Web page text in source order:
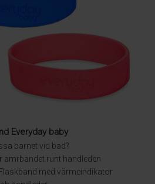
Everyday baby
barnet vid bad?
amrbandet runt handleden
med värmeindikator